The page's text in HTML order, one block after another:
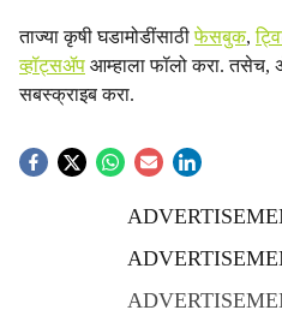
ताज्या कृषी घडामोडींसाठीफेसबुक,
व्हॉट्सॲप आम्हाला फॉलो करा. तसेच,
सबस्क्राइब करा.